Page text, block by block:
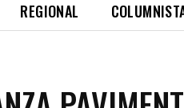
REGIONAL